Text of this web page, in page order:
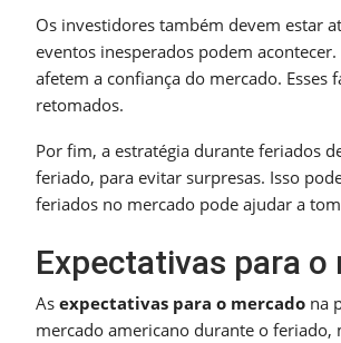
Os investidores também devem estar
eventos inesperados podem
afetem a confiança do mercado.
retomados.
Por fim, a estratégia durante feriados
feriado, para evitar surpresas. Isso
feriados no mercado pode ajudar a
Expectativas para
As expectativas para o mercado na
mercado americano durante o feriado,